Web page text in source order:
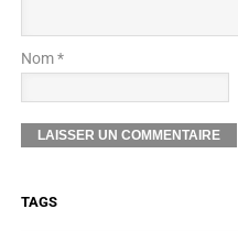
Nom *
TAGS